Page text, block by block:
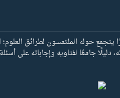
حوله الملتمسون لطرائق العلوم؛
جامعًا لفتاويه وإجاباته على